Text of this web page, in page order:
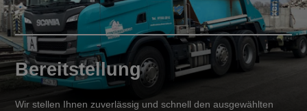
Bereitstellung
Wir stellen Ihnen zuverlässig und schnell den ausgewählten